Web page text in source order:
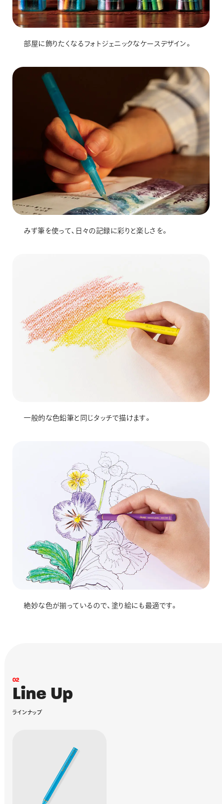
部屋に飾りたくなるフォトジェニックなケースデザイン。
みず筆を使って、日々の記録に彩りと楽しさを。
一般的な色鉛筆と同じタッチで描けます。
絶妙な色が揃っているので、塗り絵にも最適です。
02
Line Up
ラインナップ